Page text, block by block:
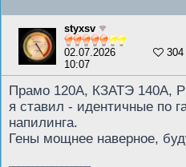
styxsv
02.07.2026
10:07
304
Прамо 120А, КЗАТЭ 140А,
я ставил - идентичные по
напилинга.
Гены мощнее наверное,